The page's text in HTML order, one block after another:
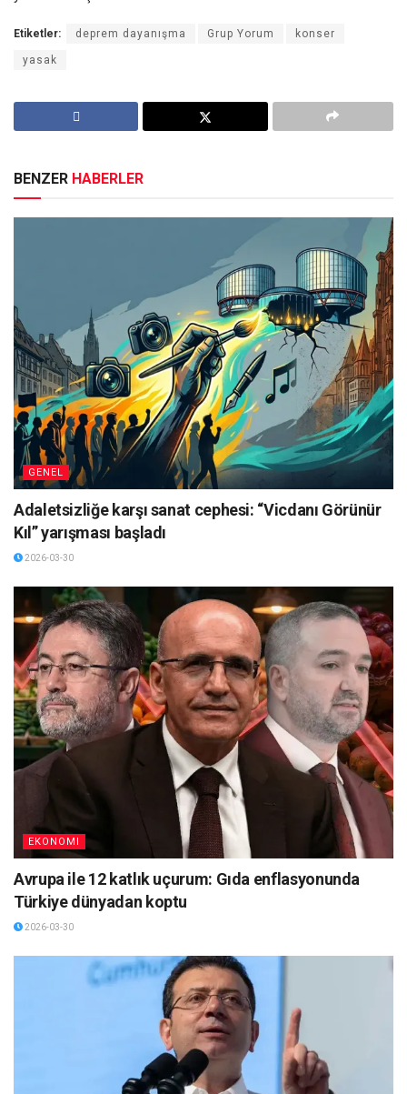
Etiketler: deprem dayanışma Grup Yorum konser
yasak
BENZER HABERLER
GENEL
Adaletsizliğe karşı sanat cephesi: “Vicdanı Görünür
Kıl” yarışması başladı
2026-03-30
EKONOMI
Avrupa ile 12 katlık uçurum: Gıda enflasyonunda
Türkiye dünyadan koptu
2026-03-30